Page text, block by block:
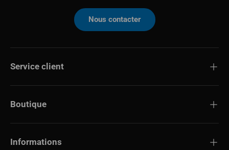
Nous contacter
Service client
Boutique
Informations